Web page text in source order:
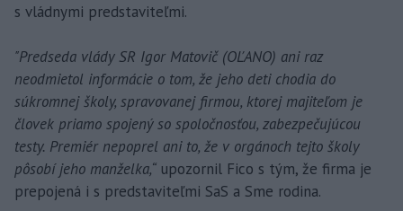
s vládnymi predstaviteľmi.
"Predseda vlády SR Igor Matovič (OĽANO) ani raz
neodmietol informácie o tom, že jeho deti chodia do
súkromnej školy, spravovanej firmou, ktorej majiteľom je
človek priamo spojený so spoločnosťou, zabezpečujúcou
testy. Premiér nepoprel ani to, že v orgánoch tejto školy
pôsobí jeho manželka,“ upozornil Fico s tým, že firma je
prepojená i s predstaviteľmi SaS a Sme rodina.